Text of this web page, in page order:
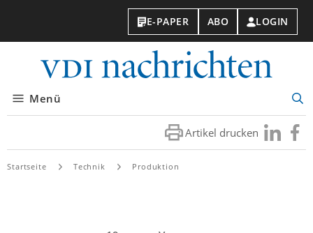
E-PAPER ABO LOGIN
Menü
Artikel drucken Besuchen
Sie
Sie
Startseite Technik Produktion